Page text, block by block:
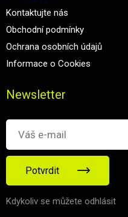
Kontaktujte nás
Obchodní podmínky
Ochrana osobních údajů
Informace o Cookies
Newsletter
Potvrdit
Kdykoliv se můžete odhlásit